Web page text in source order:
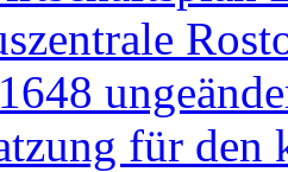
für den